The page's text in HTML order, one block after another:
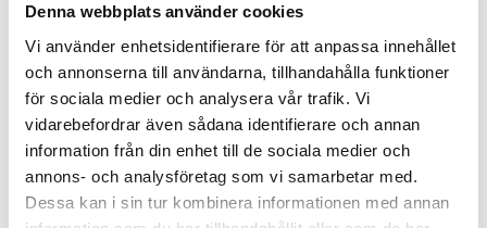
Denna webbplats använder cookies
Vi använder enhetsidentifierare för att anpassa innehållet
och annonserna till användarna, tillhandahålla funktioner
för sociala medier och analysera vår trafik. Vi
vidarebefordrar även sådana identifierare och annan
information från din enhet till de sociala medier och
annons- och analysföretag som vi samarbetar med.
Dessa kan i sin tur kombinera informationen med annan
Select Page
Skärmavbild 2015-01-14
kl. 17.45.16
byadmin|2015-01-14|0 comments